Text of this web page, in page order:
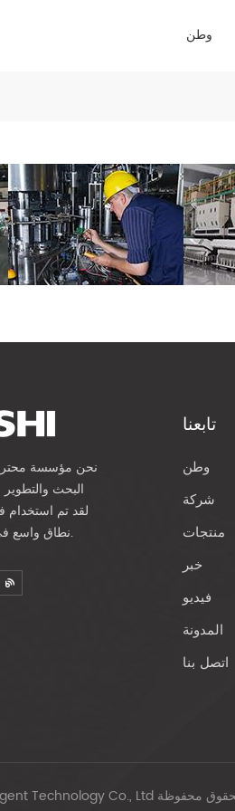
وطن
نحن مؤسسة
البحث والتطوير
لقد تم استخدام
نطاق واسع في العديد من الصناعات في العالم.
تابعنا
وطن
شركة
منتجات
خبر
فيديو
المدونة
اتصل بنا